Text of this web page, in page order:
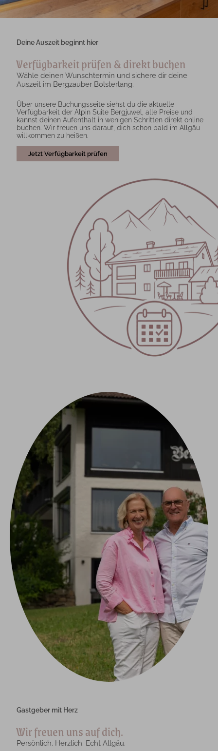
Deine Auszeit beginnt hier
Verfügbarkeit prüfen & direkt buchen
Wähle deinen Wunschtermin und sichere dir deine
Auszeit im Bergzauber Bolsterlang.
Über unsere Buchungsseite siehst du die aktuelle
Verfügbarkeit der Alpin Suite Bergjuwel, alle Preise und
kannst deinen Aufenthalt in wenigen Schritten direkt online
buchen. Wir freuen uns darauf, dich schon bald im Allgäu
willkommen zu heißen.
Jetzt Verfügbarkeit prüfen
Gastgeber mit Herz
Wir freuen uns auf dich.
Persönlich. Herzlich. Echt Allgäu.